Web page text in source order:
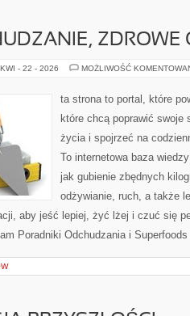
ZDROWE
KWI - 22 - 2026 MOŻLIWOŚĆ
ta strona to portal, które
które chcą poprawić
życia i spojrzeć na
To internetowa baza
jak gubienie zbędnych
odżywianie, ruch, a także
aby jeść lepiej, żyć lżej i czuć się
Poradniki Odchudzania i